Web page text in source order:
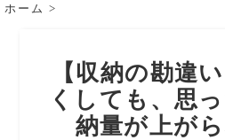
ホーム >
【収納の勘違
くしても、思
納量が上が